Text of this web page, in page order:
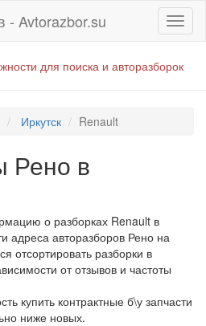
- Avtorazbor.su
для поиска и авторазборок
Иркутск Renault
Рено в
о разборках Renault в
адреса авторазборов Рено на
отсортировать разборки в
от отзывов и частоты
купить контрактные б\у запчасти
ниже новых.